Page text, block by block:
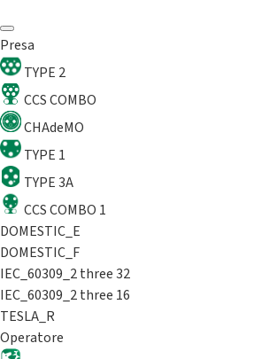
Presa
TYPE 2
CCS COMBO
CHAdeMO
TYPE 1
TYPE 3A
CCS COMBO 1
DOMESTIC_E
DOMESTIC_F
IEC_60309_2 three 32
IEC_60309_2 three 16
TESLA_R
Operatore